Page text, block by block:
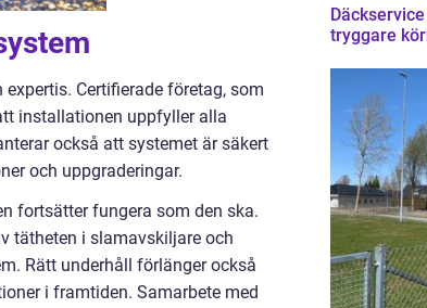
Certifierade företag, som
installationen uppfyller alla
också att systemet är säkert
och uppgraderingar.
fortsätter fungera som den ska.
tätheten i slamavskiljare och
Rätt underhåll förlänger också
i framtiden. Samarbete med
tryggare